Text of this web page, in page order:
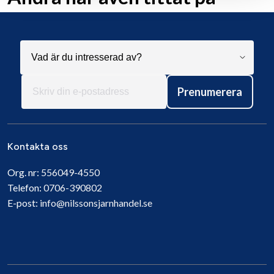
Prenumerera
Kontakta oss
Org. nr: 556049-4550
Telefon: 0706-390802
E-post: info@nilssonsjarnhandel.se